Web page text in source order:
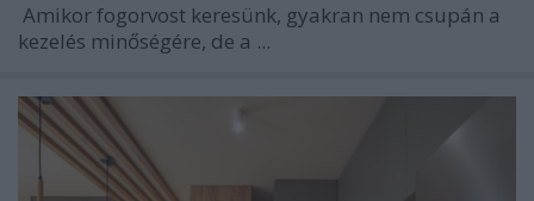
Amikor fogorvost keresünk, gyakran nem csupán a
kezelés minőségére, de a ...